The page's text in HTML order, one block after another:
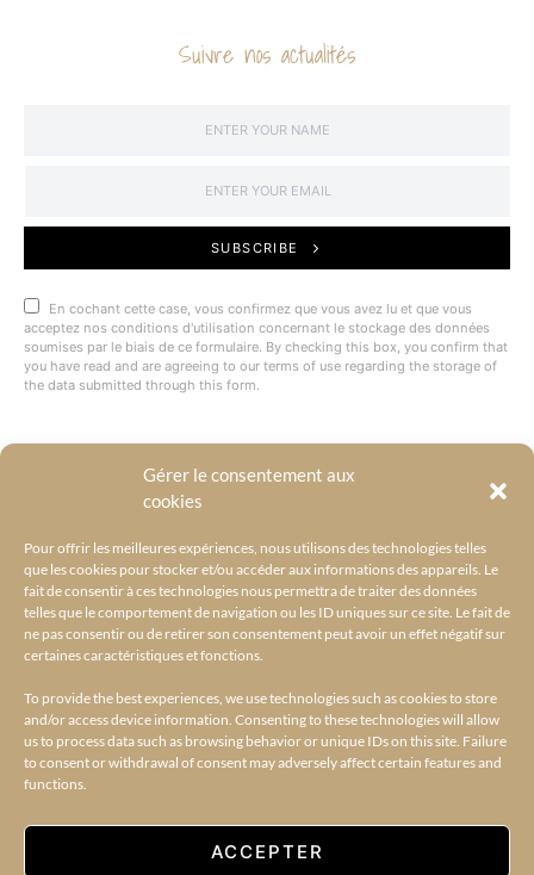
Gérer le consentement aux
cookies
Pour offrir les meilleures expériences, nous utilisons des technologies telles
que les cookies pour stocker et/ou accéder aux informations des appareils. Le
fait de consentir à ces technologies nous permettra de traiter des données
telles que le comportement de navigation ou les ID uniques sur ce site. Le fait de
ne pas consentir ou de retirer son consentement peut avoir un effet négatif sur
certaines caractéristiques et fonctions.
To provide the best experiences, we use technologies such as cookies to store
and/or access device information. Consenting to these technologies will allow
us to process data such as browsing behavior or unique IDs on this site. Failure
to consent or withdrawal of consent may adversely affect certain features and
functions.
ACCEPTER
Suivre nos actualités
SUBSCRIBE
En cochant cette case, vous confirmez que vous avez lu et que vous
acceptez nos conditions d'utilisation concernant le stockage des données
soumises par le biais de ce formulaire. By checking this box, you confirm that
you have read and are agreeing to our terms of use regarding the storage of
the data submitted through this form.
@BYRACKEL